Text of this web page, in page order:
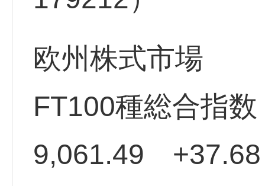
欧州株式市場
FT100種総合指
9,061.49